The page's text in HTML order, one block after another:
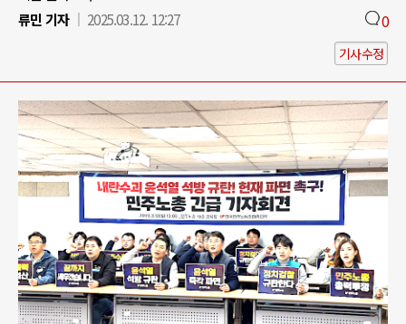
류민 기자
2025.03.12. 12:27 0
기사수정